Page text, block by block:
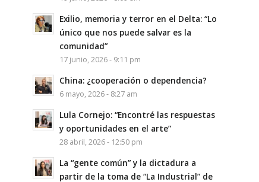
Exilio, memoria y terror en el Delta: “Lo
único que nos puede salvar es la
comunidad”
17 junio, 2026 - 9:11 pm
China: ¿cooperación o dependencia?
6 mayo, 2026 - 8:27 am
Lula Cornejo: “Encontré las respuestas
y oportunidades en el arte”
28 abril, 2026 - 12:50 pm
La “gente común” y la dictadura a
partir de la toma de “La Industrial” de